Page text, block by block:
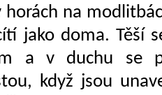
horách na
jako doma. Těší
a v duchu se
když jsou